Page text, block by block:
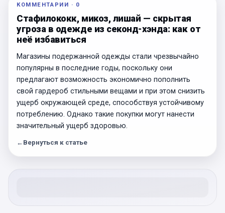
КОММЕНТАРИИ · 0
Стафилококк, микоз, лишай — скрытая
угроза в одежде из секонд-хэнда: как от
неё избавиться
Магазины подержанной одежды стали чрезвычайно
популярны в последние годы, поскольку они
предлагают возможность экономично пополнить
свой гардероб стильными вещами и при этом снизить
ущерб окружающей среде, способствуя устойчивому
потреблению. Однако такие покупки могут нанести
значительный ущерб здоровью.
← Вернуться к статье